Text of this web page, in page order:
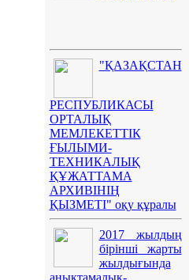
"ҚАЗАҚСТАН
РЕСПУБЛИКАСЫ
ОРТАЛЫҚ
МЕМЛЕКЕТТІК
ҒЫЛЫМИ-
ТЕХНИКАЛЫҚ
ҚҰЖАТТАМА
АРХИВІНІҢ
ҚЫЗМЕТІ" оқу құралы
2017 жылдың
бірінші жарты
жылдығында
анықтамалық-